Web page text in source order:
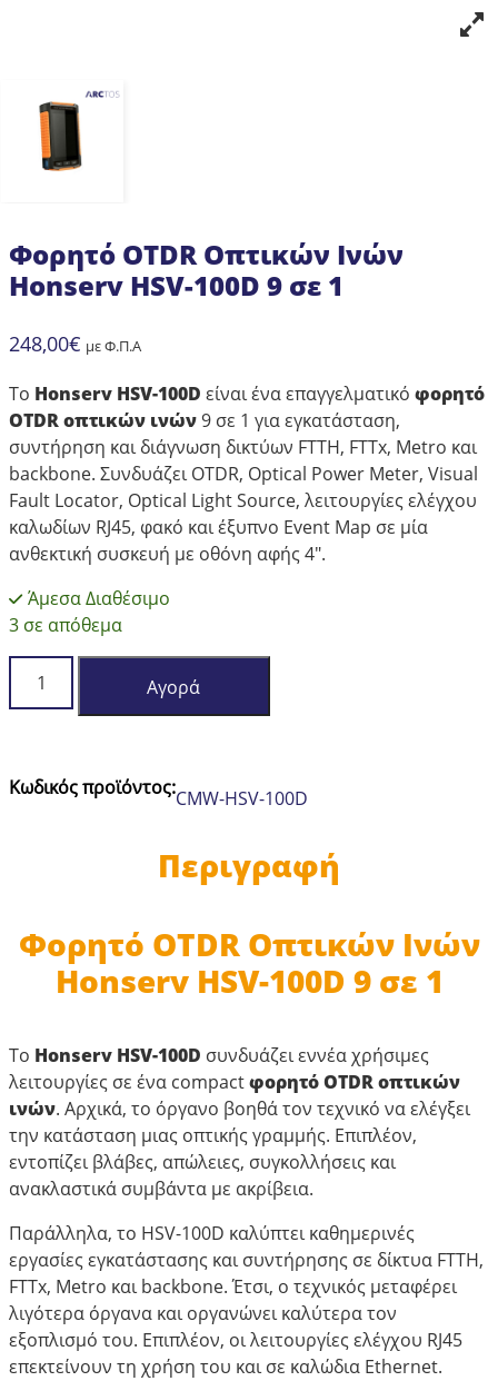
Φορητό OTDR Οπτικών Ινών
Honserv HSV-100D 9 σε 1
248,00€ με Φ.Π.Α
Το Honserv HSV-100D είναι ένα επαγγελματικό φορητό
OTDR οπτικών ινών9 σε 1 για εγκατάσταση,
συντήρηση και διάγνωση δικτύων FTTH, FTTx, Metro και
backbone. Συνδυάζει OTDR, Optical Power Meter, Visual
Fault Locator, Optical Light Source, λειτουργίες ελέγχου
καλωδίων RJ45, φακό και έξυπνο Event Map σε μία
ανθεκτική συσκευή με οθόνη αφής 4″.
Άμεσα Διαθέσιμο
3 σε απόθεμα
OTDR
Οπτικών
Honserv
HSV-
ποσότητα
Αγορά
Κωδικός προϊόντος:CMW-HSV-100D
Περιγραφή
Φορητό OTDR Οπτικών Ινών
Honserv HSV-100D 9 σε 1
Το Honserv HSV-100D συνδυάζει εννέα χρήσιμες
λειτουργίες σε ένα compactφορητό OTDR οπτικών
ινών. Αρχικά, το όργανο βοηθά τον τεχνικό να ελέγξει
την κατάσταση μιας οπτικής γραμμής. Επιπλέον,
εντοπίζει βλάβες, απώλειες, συγκολλήσεις και
ανακλαστικά συμβάντα με ακρίβεια.
Παράλληλα, το HSV-100D καλύπτει καθημερινές
εργασίες εγκατάστασης και συντήρησης σε δίκτυα FTTH,
FTTx, Metro και backbone. Έτσι, ο τεχνικός μεταφέρει
λιγότερα όργανα και οργανώνει καλύτερα τον
εξοπλισμό του. Επιπλέον, οι λειτουργίες ελέγχου RJ45
επεκτείνουν τη χρήση του και σε καλώδια Ethernet.